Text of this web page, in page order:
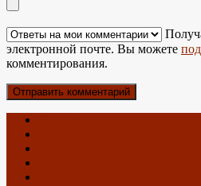
электронной почте. Вы можете
комментирования.